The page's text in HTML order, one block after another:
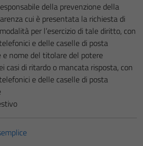
della prevenzione della
cui è presentata la richiesta di
per l’esercizio di tale diritto, con
e delle caselle di posta
nome del titolare del potere
casi di ritardo o mancata risposta, con
e delle caselle di posta